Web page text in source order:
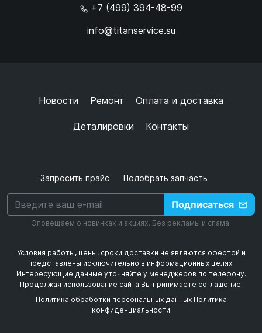
+7 (499) 394-48-99
info@titanservice.su
Новости Ремонт Оплата и доставка
Деталировки Контакты
Запросить прайс Подобрать запчасть
Подписаться
Оповещаем о новинках и акциях. Без рекламы и спама.
Условия работы, цены, сроки доставки не являются офертой и
представлены исключительно в информационных целях.
Интересующие данные уточняйте у менеджеров по телефону.
Продолжая использование сайта Вы принимаете соглашение!
Политика обработки персональных данных Политика
конфиденциальности